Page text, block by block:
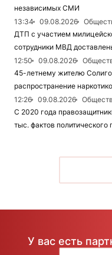
независимых СМИ
13:34
09.08.2026
ДТП с участием
сотрудники МВД
12:50
09.08.2026
45-летнему жителю
распространение
12:26
09.08.2026
С 2020 года
тыс. фактов политического
У вас есть